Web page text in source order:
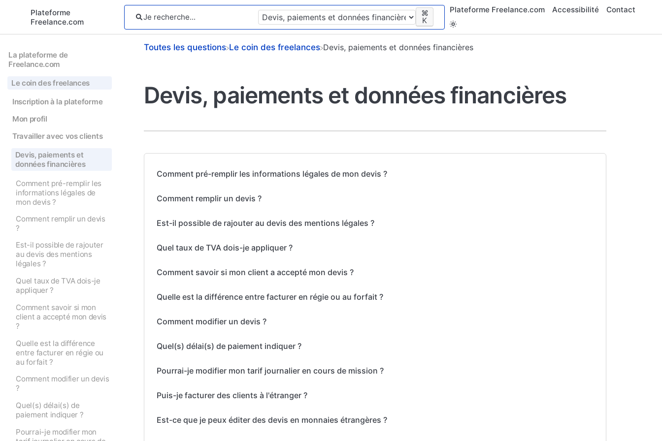
Plateforme
Freelance.com
⌘
K
Plateforme Freelance.com Accessibilité Contact
Toutes les questions ​Le coin des freelances ​Devis, paiements et données financières
La plateforme de
Freelance.com
Le coin des freelances
Inscription à la plateforme
Mon profil
Travailler avec vos clients
Devis, paiements et
données financières
Comment pré-remplir les
informations légales de
mon devis ?
Comment remplir un devis
?
Est-il possible de rajouter
au devis des mentions
légales ?
Quel taux de TVA dois-je
appliquer ?
Comment savoir si mon
client a accepté mon devis
?
Quelle est la différence
entre facturer en régie ou
au forfait ?
Comment modifier un devis
?
Quel(s) délai(s) de
paiement indiquer ?
Pourrai-je modifier mon
Devis, paiements et données financières
Comment pré-remplir les informations légales de mon devis ?
Comment remplir un devis ?
Est-il possible de rajouter au devis des mentions légales ?
Quel taux de TVA dois-je appliquer ?
Comment savoir si mon client a accepté mon devis ?
Quelle est la différence entre facturer en régie ou au forfait ?
Comment modifier un devis ?
Quel(s) délai(s) de paiement indiquer ?
Pourrai-je modifier mon tarif journalier en cours de mission ?
Puis-je facturer des clients à l'étranger ?
Est-ce que je peux éditer des devis en monnaies étrangères ?